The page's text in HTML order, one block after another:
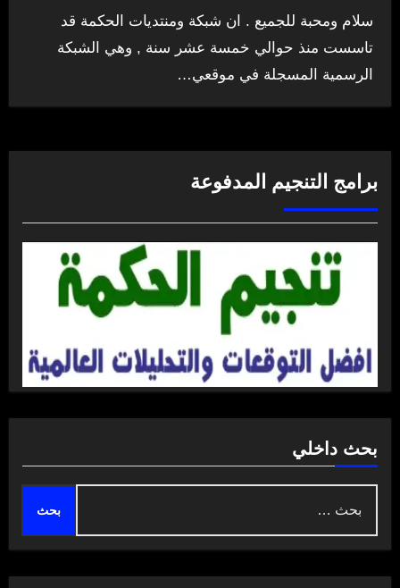
سلام ومحبة للجميع . ان شبكة ومنتديات الحكمة قد
تاسست منذ حوالي خمسة عشر سنة , وهي الشبكة
الرسمية المسجلة في موقعي…
برامج التنجيم المدفوعة
بحث داخلي
عن: